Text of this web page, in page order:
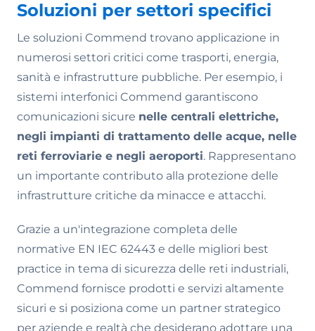
Soluzioni per settori specifici
Le soluzioni Commend trovano applicazione in
numerosi settori critici come trasporti, energia,
sanità e infrastrutture pubbliche. Per esempio, i
sistemi interfonici Commend garantiscono
comunicazioni sicure nelle centrali elettriche,
negli impianti di trattamento delle acque, nelle
reti ferroviarie e negli aeroporti. Rappresentano
un importante contributo alla protezione delle
infrastrutture critiche da minacce e attacchi.
Grazie a un'integrazione completa delle
normative EN IEC 62443 e delle migliori best
practice in tema di sicurezza delle reti industriali,
Commend fornisce prodotti e servizi altamente
sicuri e si posiziona come un partner strategico
per aziende e realtà che desiderano adottare una